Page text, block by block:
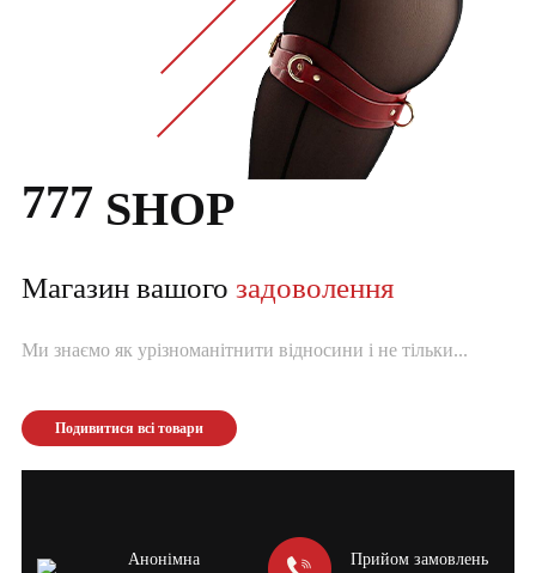
777 SHOP
Магазин вашого задоволення
Ми знаємо як урізноманітнити відносини і не тільки...
Подивитися всі товари
Анонімна
Прийом замовлень